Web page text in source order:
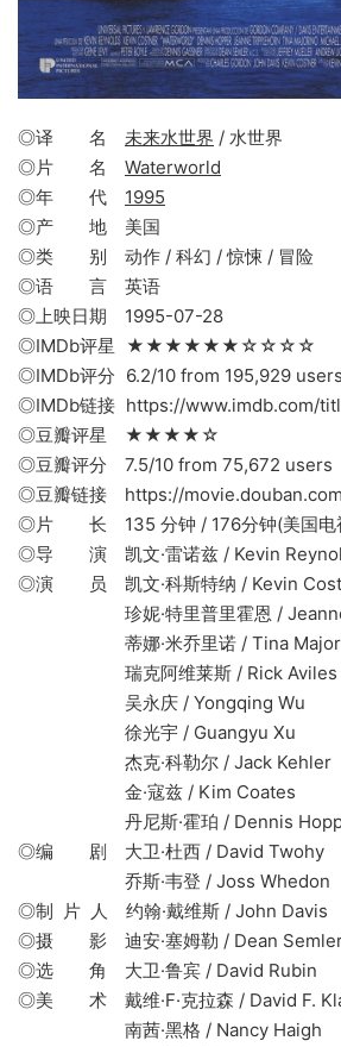
◎译 名 未来水世界 / 水世界
◎片 名 Waterworld
◎年 代 1995
◎产 地 美国
◎类 别 动作 / 科幻 / 惊悚 / 冒险
◎语 言 英语
◎上映日期 1995-07-28
◎IMDb评星 ★★★★★★☆☆☆☆
◎IMDb评分 6.2/10 from 195,929 users
◎IMDb链接 https://www.imdb.com/
◎豆瓣评星 ★★★★☆
◎豆瓣评分 7.5/10 from 75,672 users
◎豆瓣链接 https://
◎片 长 135 分钟 / 176分钟(美国电
◎导 演 凯文·雷诺兹 / Kevin
◎演 员 凯文·科斯特纳 / Kevin
珍妮·特里普里霍恩 / Jeanne
蒂娜·米乔里诺 / Tina
瑞克阿维莱斯 / Rick Aviles
吴永庆 / Yongqing Wu
徐光宇 / Guangyu Xu
杰克·科勒尔 / Jack Kehler
金·寇兹 / Kim Coates
丹尼斯·霍珀 / Dennis Hopper
◎编 剧 大卫·杜西 / David Twohy
乔斯·韦登 / Joss Whedon
◎制 片 人 约翰·戴维斯 / John Davis
◎摄 影 迪安·塞姆勒 / Dean
◎选 角 大卫·鲁宾 / David Rubin
◎美 术 戴维·F·克拉森 / David F.
南茜·黑格 / Nancy Haigh